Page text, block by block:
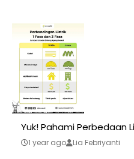
Yuk! Pahami Perbedaan
1 year ago Lia Febriyanti